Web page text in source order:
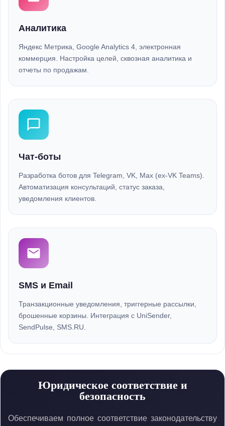
Аналитика
Яндекс Метрика, Google Analytics 4, электронная
коммерция. Настройка целей, сквозная аналитика и
отчеты по продажам.
Чат-боты
Разработка ботов для Telegram, VK, Max (ex-VK Teams).
Автоматизация консультаций, статус заказа,
уведомления клиентов.
SMS и Email
Транзакционные уведомления, триггерные рассылки,
брошенные корзины. Интеграция с UniSender,
SendPulse, SMS.RU.
Юридическое соответствие и
безопасность
Обеспечиваем полное соответствие законодательству